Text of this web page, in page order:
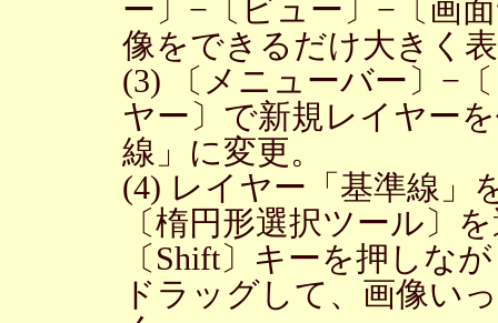
ー〕−〔ビュー〕−〔画
像をできるだけ大きく
(3) 〔メニューバー〕−
ヤー〕で新規レイヤー
線」に変更。
(4) レイヤー「基準線」
〔楕円形選択ツール〕
〔Shift〕キーを押しな
ドラッグして、画像い